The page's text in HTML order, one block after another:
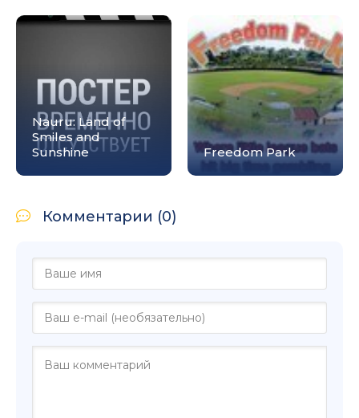
Nauru: Land of
Smiles and
Sunshine
Freedom Park
Комментарии (0)